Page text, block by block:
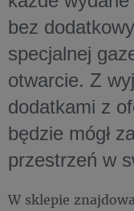
bez
specjalnej
otwarcie. Z
dodatkami z
będzie mógł
przestrzeń w
W sklepie